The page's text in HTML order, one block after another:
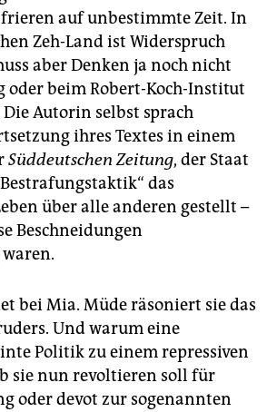
auf unbestimmte Zeit. In
Zeh-Land ist Widerspruch
aber Denken ja noch nicht
oder beim Robert-Koch-Institut
Autorin selbst sprach
ihres Textes in einem
Süddeutschen Zeitung, der Staat
das
über alle anderen gestellt –
Beschneidungen
bei Mia. Müde räsoniert sie das
Und warum eine
Politik zu einem repressiven
sie nun revoltieren soll für
oder devot zur sogenannten